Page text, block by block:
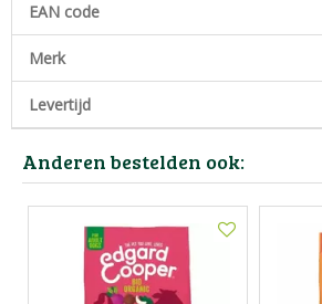
EAN code
Merk
Levertijd
Anderen bestelden ook: